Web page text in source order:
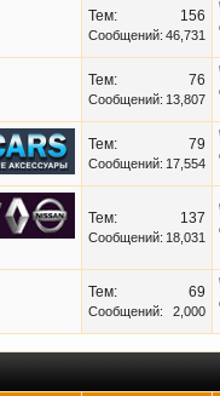
156
Тем:
46,731
Сообщений:
76
Тем:
13,807
Сообщений:
79
Тем:
17,554
Сообщений:
137
Тем:
18,031
Сообщений:
69
Тем:
2,000
Сообщений: